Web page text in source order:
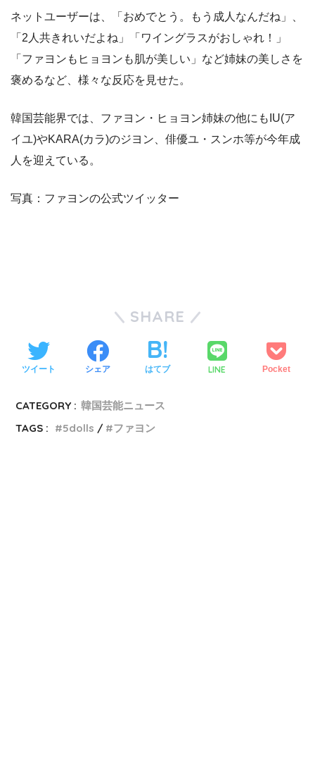
ネットユーザーは、「おめでとう。もう成人なんだね」、
「2人共きれいだよね」「ワイングラスがおしゃれ！」
「ファヨンもヒョヨンも肌が美しい」など姉妹の美しさを
褒めるなど、様々な反応を見せた。
韓国芸能界では、ファヨン・ヒョヨン姉妹の他にもIU(ア
イユ)やKARA(カラ)のジヨン、俳優ユ・スンホ等が今年成
人を迎えている。
写真：ファヨンの公式ツイッター
SHARE
ツイート シェア はてブ LINE Pocket
CATEGORY : 韓国芸能ニュース
TAGS :
5dolls ファヨン